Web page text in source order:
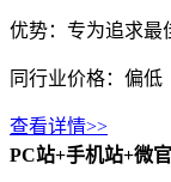
优势：专为追求最
同行业价格：偏低
查看详情>>
PC站+手机站+微